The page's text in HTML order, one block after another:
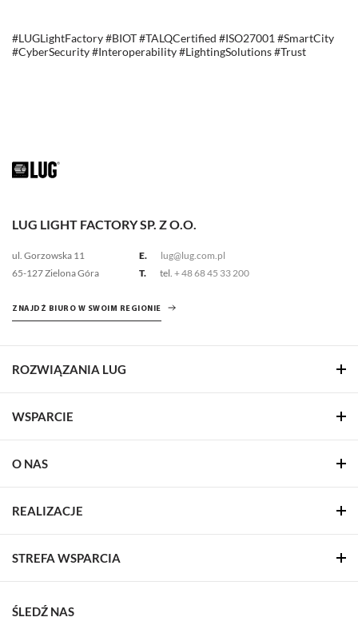
#LUGLightFactory #BIOT #TALQCertified #ISO27001 #SmartCity
#CyberSecurity #Interoperability #LightingSolutions #Trust
LUG LIGHT FACTORY SP. Z O.O.
ul. Gorzowska 11
65-127 Zielona Góra
E.
lug@lug.com.pl
T.
tel. + 48 68 45 33 200
ZNAJDŹ BIURO W SWOIM REGIONIE
ROZWIĄZANIA LUG
WSPARCIE
O NAS
REALIZACJE
STREFA WSPARCIA
ŚLEDŹ NAS